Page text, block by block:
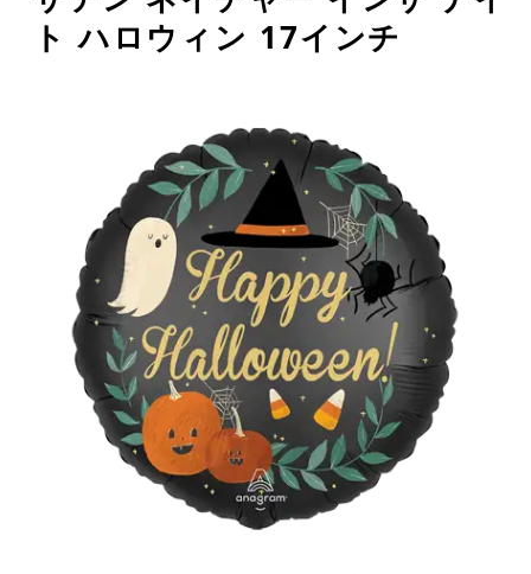
ト ハロウィン 17インチ